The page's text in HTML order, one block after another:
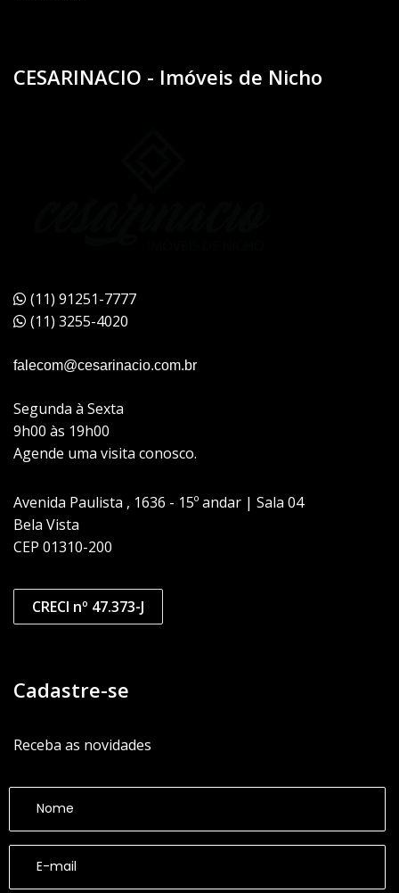
CESARINACIO - Imóveis de Nicho
(11) 91251-7777
(11) 3255-4020
falecom@cesarinacio.com.br
Segunda à Sexta
9h00 às 19h00
Agende uma visita conosco.
Avenida Paulista , 1636 - 15º andar | Sala 04
Bela Vista
CEP 01310-200
CRECI nº 47.373-J
Cadastre-se
Receba as novidades